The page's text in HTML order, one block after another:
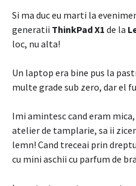
Si ma duc eu marti la
generatii ThinkPad X1 de la
loc, nu alta!
Un laptop era bine pus la
multe grade sub zero, dar el
Imi amintesc cand eram
atelier de tamplarie, sa ii
lemn! Cand treceai prin
cu mini aschii cu parfum de